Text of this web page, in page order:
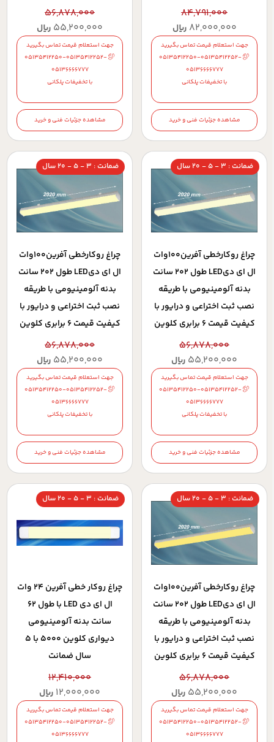
84,791,000
82,000,000 ریال
جهت استعلام قیمت تماس بگیرید
05135412250-05135412252-
05136666777
با تخفیفات پلکانی
مشاهده جزئیات فنی و خرید
6500 با 5 سال ضمانت56,878,000
55,200,000 ریال
جهت استعلام قیمت تماس بگیرید
05135412250-05135412252-
05136666777
با تخفیفات پلکانی
مشاهده جزئیات فنی و خرید
ضمانت : 3 - 5 - 20 سال
چراغ روکارخطي آفرين100وات
ال اي ديLED طول 202 سانت
بدنه آلومينيومي با طريقه
نصب ثبت اختراعي و درايور با
کيفيت قيمت 6 برابري کلوين
5000 با 5 سال ضمانت56,878,000
55,200,000 ریال
جهت استعلام قیمت تماس بگیرید
05135412250-05135412252-
05136666777
با تخفیفات پلکانی
مشاهده جزئیات فنی و خرید
ضمانت : 3 - 5 - 20 سال
چراغ روکارخطي آفرين100وات
ال اي ديLED طول 202 سانت
بدنه آلومينيومي با طريقه
نصب ثبت اختراعي و درايور با
کيفيت قيمت 6 برابري کلوين
4000 با 5 سال ضمانت56,878,000
55,200,000 ریال
جهت استعلام قیمت تماس بگیرید
05135412250-05135412252-
05136666777
با تخفیفات پلکانی
مشاهده جزئیات فنی و خرید
ضمانت : 3 - 5 - 20 سال
چراغ روکارخطي آفرين100وات
ال اي ديLED طول 202 سانت
بدنه آلومينيومي با طريقه
نصب ثبت اختراعي و درايور با
کيفيت قيمت 6 برابري کلوين
3000 با 5 سال ضمانت56,878,000
55,200,000 ریال
جهت استعلام قیمت تماس بگیرید
05135412250-05135412252-
05136666777
ضمانت : 3 - 5 - 20 سال
چراغ روکار خطي آفرين 24 وات
ال اي دي LED با طول 62
سانت بدنه آلومينيومي
ديواري کلوين 5000 با 5
سال ضمانت
12,410,000
12,000,000 ریال
جهت استعلام قیمت تماس بگیرید
05135412250-05135412252-
05136666777